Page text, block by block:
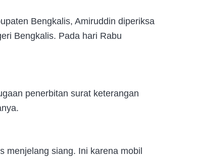
Bengkalis, Amiruddin diperiksa
Bengkalis. Pada hari Rabu
penerbitan surat keterangan
menjelang siang. Ini karena mobil